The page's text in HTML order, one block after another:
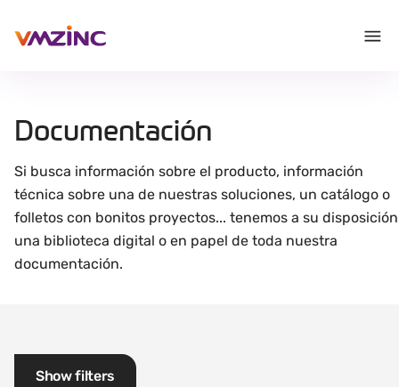
Documentación
Si busca información sobre el producto, información
técnica sobre una de nuestras soluciones, un catálogo o
folletos con bonitos proyectos... tenemos a su disposición
una biblioteca digital o en papel de toda nuestra
documentación.
Show filters